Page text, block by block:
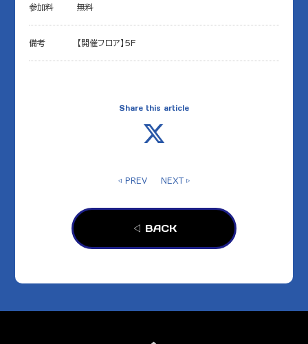
参加料 無料
備考 【開催フロア】5F
Share this article
◁ PREV NEXT ▷
◁ BACK